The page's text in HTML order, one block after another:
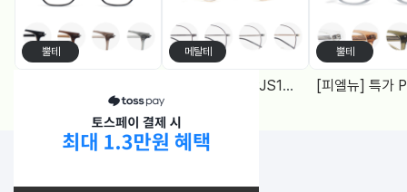
뿔테 메탈테
[피엘유] 특가 PJS1988 (50) 메탈원형, 블루라이트 차단렌즈 2Color
뿔테